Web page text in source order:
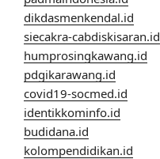
dikdasmenkendal.id
siecakra-cabdiskisaran.id
humprosingkawang.id
pdgikarawang.id
covid19-socmed.id
identikkominfo.id
budidana.id
kolompendidikan.id